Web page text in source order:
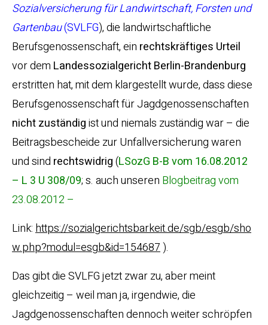
Sozialversicherung für Landwirtschaft, Forsten und
Gartenbau(SVLFG), die landwirtschaftliche
Berufsgenossenschaft, ein rechtskräftiges Urteil
vor dem Landessozialgericht Berlin-Brandenburg
erstritten hat, mit dem klargestellt wurde, dass diese
Berufsgenossenschaft für Jagdgenossenschaften
nicht zuständigist und niemals zuständig war – die
Beitragsbescheide zur Unfallversicherung waren
und sind rechtswidrig(LSozG B-B vom 16.08.2012
– L 3 U 308/09; s. auch unseren Blogbeitrag vom
23.08.2012 –
Link:https://sozialgerichtsbarkeit.de/sgb/esgb/sho
w.php?modul=esgb&id=154687).
Das gibt die SVLFG jetzt zwar zu, aber meint
gleichzeitig – weil man ja, irgendwie, die
Jagdgenossenschaften dennoch weiter schröpfen